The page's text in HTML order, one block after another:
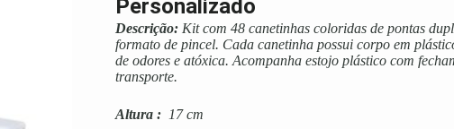
Personalizado
Descrição: Kit com 48 canetinhas coloridas de pontas
formato de pincel. Cada canetinha possui corpo em
de odores e atóxica. Acompanha estojo plástico com
transporte.
Altura : 17 cm